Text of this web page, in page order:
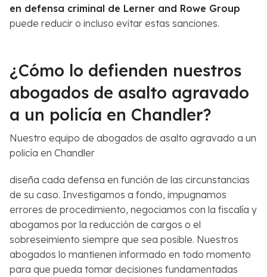
en defensa criminal de Lerner and Rowe Group
puede reducir o incluso evitar estas sanciones.
¿Cómo lo defienden nuestros
abogados de asalto agravado
a un policía en Chandler?
Nuestro equipo de abogados de asalto agravado a un
policía en Chandler
diseña cada defensa en función de las circunstancias
de su caso. Investigamos a fondo, impugnamos
errores de procedimiento, negociamos con la fiscalía y
abogamos por la reducción de cargos o el
sobreseimiento siempre que sea posible. Nuestros
abogados lo mantienen informado en todo momento
para que pueda tomar decisiones fundamentadas